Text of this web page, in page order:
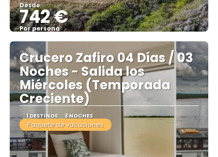
Desde
742 €
Por persona
Ver
Crucero Zafiro 04 Días / 03
Noches - Salida los
Miércoles (Temporada
Creciente)
1 DESTINOS 3 NOCHES
Paquete de vacaciones